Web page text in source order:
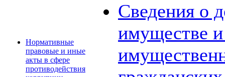
Нормативные
правовые и иные
акты в сфере
противодействия
Сведения о
имуществе и